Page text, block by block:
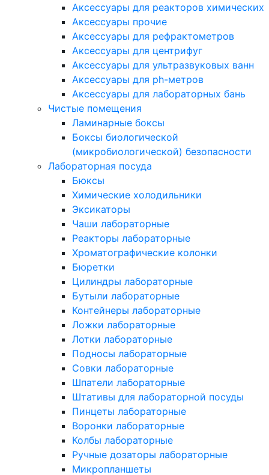
Аксессуары для реакторов химических
Аксессуары прочие
Аксессуары для рефрактометров
Аксессуары для центрифуг
Аксессуары для ультразвуковых ванн
Аксессуары для ph-метров
Аксессуары для лабораторных бань
Чистые помещения
Ламинарные боксы
Боксы биологической
(микробиологической) безопасности
Лабораторная посуда
Бюксы
Химические холодильники
Эксикаторы
Чаши лабораторные
Реакторы лабораторные
Хроматографические колонки
Бюретки
Цилиндры лабораторные
Бутыли лабораторные
Контейнеры лабораторные
Ложки лабораторные
Лотки лабораторные
Подносы лабораторные
Совки лабораторные
Шпатели лабораторные
Штативы для лабораторной посуды
Пинцеты лабораторные
Воронки лабораторные
Колбы лабораторные
Ручные дозаторы лабораторные
Микропланшеты